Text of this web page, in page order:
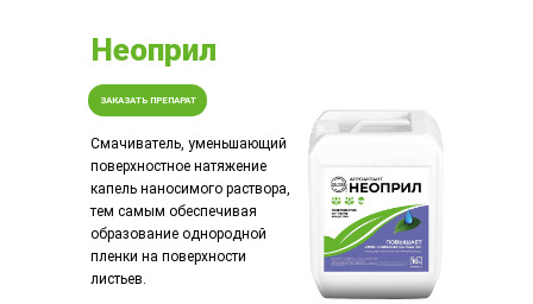
Смачиватель, уменьшающий
поверхностное натяжение
капель наносимого раствора,
тем самым обеспечивая
образование однородной
пленки на поверхности
листьев.
Неоприл
ЗАКАЗАТЬ ПРЕПАРАТ